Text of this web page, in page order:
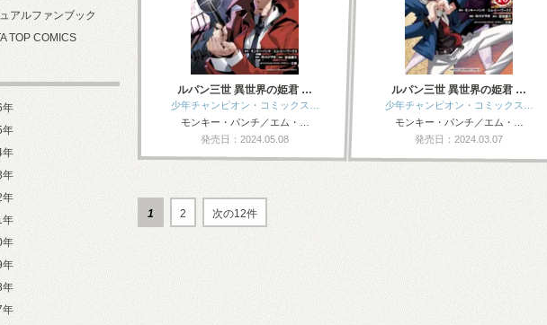
ルパン三世 異世界の姫君 …
少年チャンピオン・コミックス…
モンキー・パンチ／エム・…
発売日：2024.05.08
ルパン三世 異世界の姫君 …
少年チャンピオン・コミックス…
モンキー・パンチ／エム・…
発売日：2024.03.07
1 2 次の12件
アルファンブック
TOP COMICS
年
年
年
年
年
年
年
年
年
年